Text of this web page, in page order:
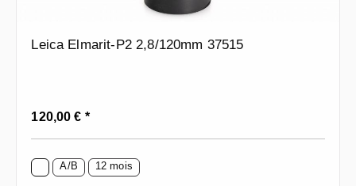
Leica Elmarit-P2 2,8/120mm 37515
Prix régulier :
120,00 € *
A/B 12 mois